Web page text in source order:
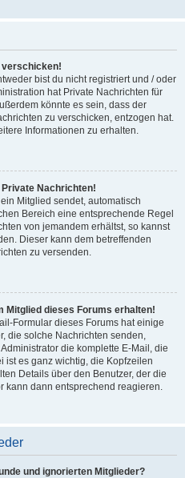
verschicken!
bist du nicht registriert und / oder
hat Private Nachrichten für
könnte es sein, dass der
zu verschicken, entzogen hat.
Informationen zu erhalten.
Nachrichten!
Mitglied sendet, automatisch
Bereich eine entsprechende Regel
von jemandem erhältst, so kannst
Dieser kann dem betreffenden
zu versenden.
Mitglied dieses Forums erhalten!
Formular dieses Forums hat einige
die solche Nachrichten senden,
die komplette E-Mail, die
ist es ganz wichtig, die Kopfzeilen
Details über den Benutzer, der die
kann dann entsprechend reagieren.
und ignorierten Mitglieder?